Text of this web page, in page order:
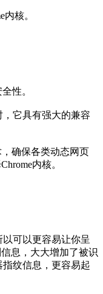
核。
性。
它具有强大的兼容
确保各类动态网页
内核。
可以更容易让你呈
息，大大增加了被识
纹信息，更容易起